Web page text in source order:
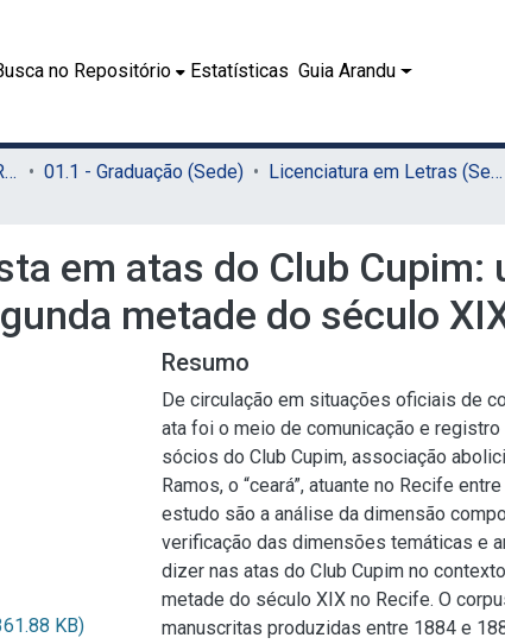
no Repositório Estatísticas Guia Arandu
01. Universidade Federal Rural de Pernambuco - UFRPE (Sede) 01.1 - Graduação (Sede) Licenciatura em Letras (Sede)
em atas do Club Cupim:
metade do século
KB)
Resumo
De circulação em situações oficiais de
ata foi o meio de comunicação e
sócios do Club Cupim, associação
Ramos, o “ceará”, atuante no Recife
estudo são a análise da dimensão
verificação das dimensões temáticas e
dizer nas atas do Club Cupim no
metade do século XIX no Recife. O
manuscritas produzidas entre 1884 e